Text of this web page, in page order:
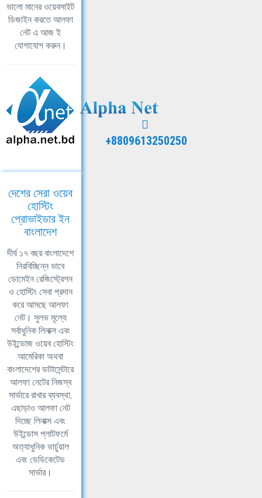
ভালো মানের ওয়েবসাইট
ডিজাইন করতে আলফা
নেট এ আজ ই
যোগাযোগ করুন।
+8809613250250
দেশের সেরা ওয়েব
হোস্টিং
প্রোভাইডার ইন
বাংলাদেশ
দীর্ঘ ১৭ বছর বাংলাদেশে
নিরবিচ্ছিন্ন ভাবে
ডোমেইন রেজিস্ট্রেশন
ও হোস্টিং সেবা প্রদান
করে আসছে আলফা
নেট। সুলভ মূল্যে
সর্বাধুনিক লিনাক্স এবং
উইন্ডোজ ওয়েব হোস্টিং
আমেরিকা অথবা
বাংলাদেশের ডাটাসেন্টারে
আলফা নেটের নিজস্ব
সার্ভারে রাখার ব্যবস্থা,
এছাড়াও আলফা নেট
দিচ্ছে লিনাক্স এবং
উইন্ডোস প্লাটফর্মে
অত্যাধুনিক ভার্চুয়াল
এবং ডেডিকেটেড
সার্ভার।